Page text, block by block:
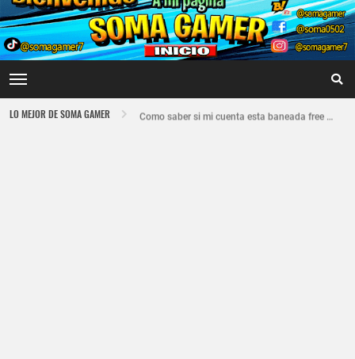
LO MEJOR DE SOMA GAMER
Nuevo recuperador de cuentas de Free Fire actualizado 2026